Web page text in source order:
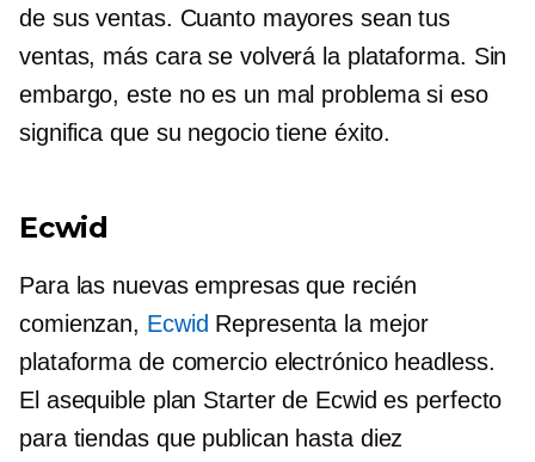
de sus ventas. Cuanto mayores sean tus
ventas, más cara se volverá la plataforma. Sin
embargo, este no es un mal problema si eso
significa que su negocio tiene éxito.
Ecwid
Para las nuevas empresas que recién
comienzan, Ecwid Representa la mejor
plataforma de comercio electrónico headless.
El asequible plan Starter de Ecwid es perfecto
para tiendas que publican hasta diez